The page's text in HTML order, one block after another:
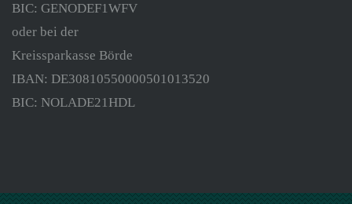
BIC: GENODEF1WFV
oder bei der
Kreissparkasse Börde
IBAN: DE30810550000501013520
BIC: NOLADE21HDL